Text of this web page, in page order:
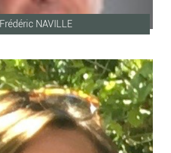
Frédéric NAVILLE